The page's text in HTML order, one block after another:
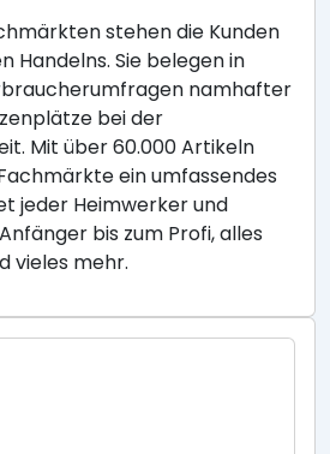
stehen die Kunden
Handelns. Sie belegen in
namhafter
bei der
Mit über 60.000 Artikeln
ein umfassendes
jeder Heimwerker und
bis zum Profi, alles
vieles mehr.